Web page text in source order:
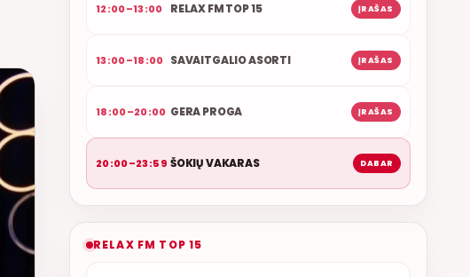
12:00–13:00 RELAX FM TOP 15 ĮRAŠAS
13:00–18:00 SAVAITGALIO ASORTI ĮRAŠAS
18:00–20:00 GERA PROGA ĮRAŠAS
20:00–23:59 ŠOKIŲ VAKARAS DABAR
RELAX FM TOP 15